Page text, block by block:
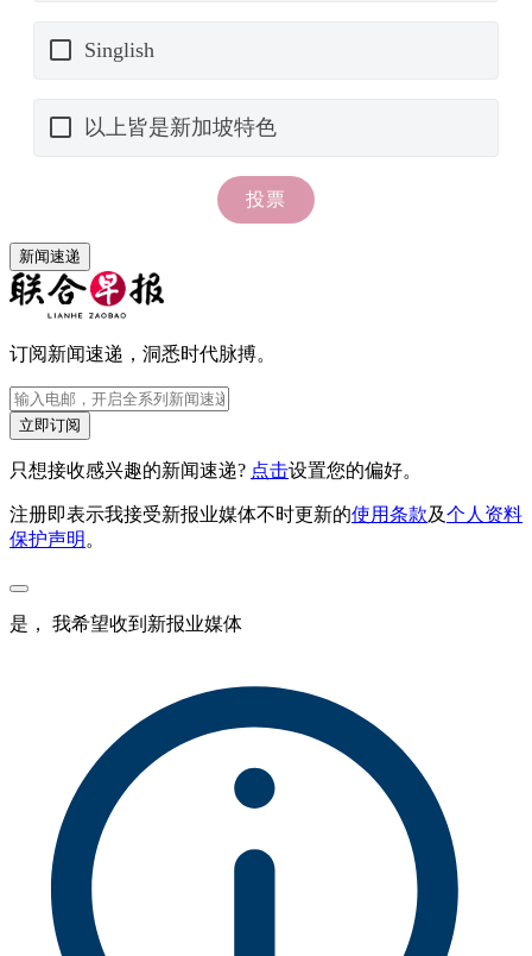
新闻速递
订阅新闻速递，洞悉时代脉搏。
立即订阅
只想接收感兴趣的新闻速递? 点击设置您的偏好。
注册即表示我接受新报业媒体不时更新的使用条款及个人资料
保护声明 。
是， 我希望收到新报业媒体